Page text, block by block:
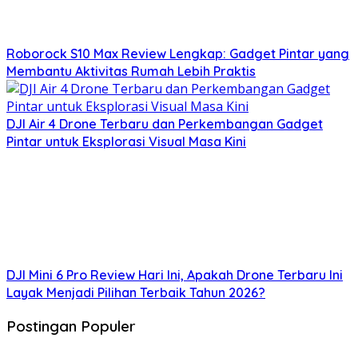
Roborock S10 Max Review Lengkap: Gadget Pintar yang
Membantu Aktivitas Rumah Lebih Praktis
DJI Air 4 Drone Terbaru dan Perkembangan Gadget
Pintar untuk Eksplorasi Visual Masa Kini
DJI Mini 6 Pro Review Hari Ini, Apakah Drone Terbaru Ini
Layak Menjadi Pilihan Terbaik Tahun 2026?
Postingan Populer